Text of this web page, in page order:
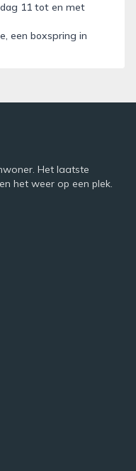
11 tot en met
een boxspring in
Het laatste
het weer op een plek.